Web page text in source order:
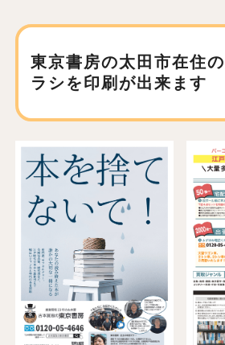
東京書房の太田市在住
ラシを印刷が出来ます